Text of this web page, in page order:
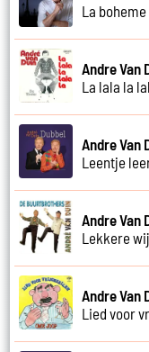
La boheme
Andre Van
La lala la
Andre Van
Leentje
Andre Van
Lekkere
Andre Van
Lied voor